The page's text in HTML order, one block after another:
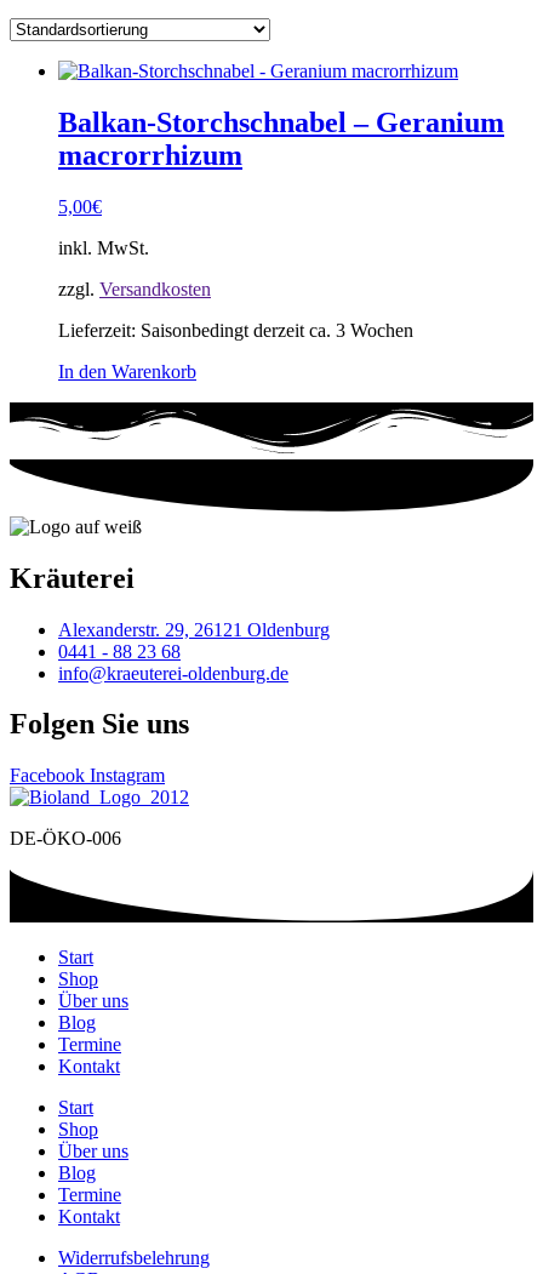
Balkan-Storchschnabel – Geranium
macrorrhizum
5,00€
inkl. MwSt.
zzgl. Versandkosten
Lieferzeit: Saisonbedingt derzeit ca. 3 Wochen
In den Warenkorb
Kräuterei
Alexanderstr. 29, 26121 Oldenburg
0441 - 88 23 68
info@kraeuterei-oldenburg.de
Folgen Sie uns
Facebook Instagram
DE-ÖKO-006
Start
Shop
Über uns
Blog
Termine
Kontakt
Start
Shop
Über uns
Blog
Termine
Kontakt
Widerrufsbelehrung